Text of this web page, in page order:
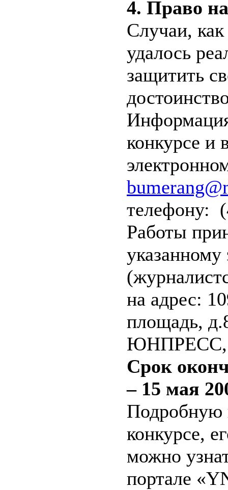
4. Право
Случаи,
удалось
защитить
конкурсе и
телефону:
Работы
указанному
на адрес:
площадь,
ЮНПРЕСС,
Срок
– 15 мая
конкурсе,
можно
портале